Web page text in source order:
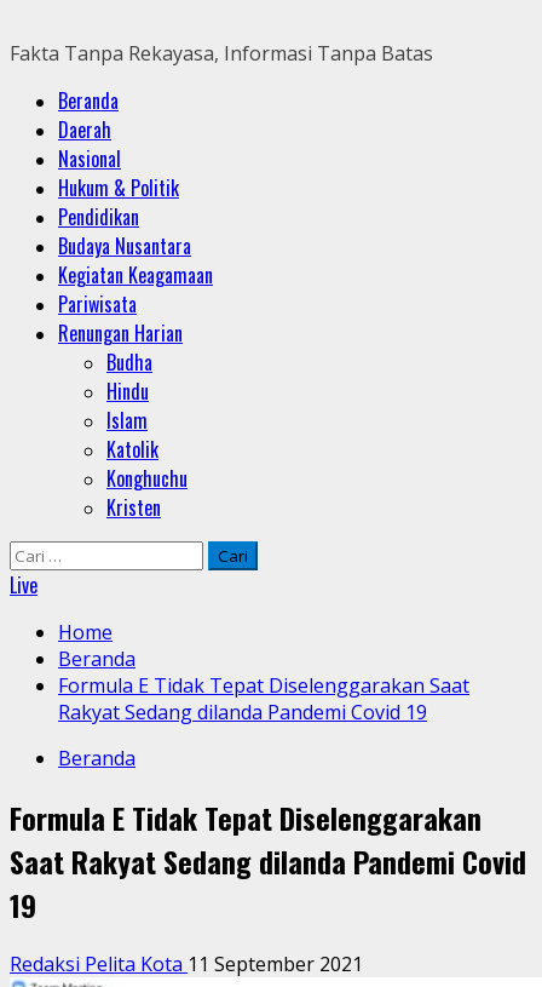
Fakta Tanpa Rekayasa, Informasi Tanpa Batas
Primary
Menu
Beranda
Daerah
Nasional
Hukum & Politik
Pendidikan
Budaya Nusantara
Kegiatan Keagamaan
Pariwisata
Renungan Harian
Budha
Hindu
Islam
Katolik
Konghuchu
Kristen
Cari
untuk:
Live
Home
Beranda
Formula E Tidak Tepat Diselenggarakan Saat
Rakyat Sedang dilanda Pandemi Covid 19
Beranda
Formula E Tidak Tepat Diselenggarakan
Saat Rakyat Sedang dilanda Pandemi Covid
19
Redaksi Pelita Kota 11 September 2021